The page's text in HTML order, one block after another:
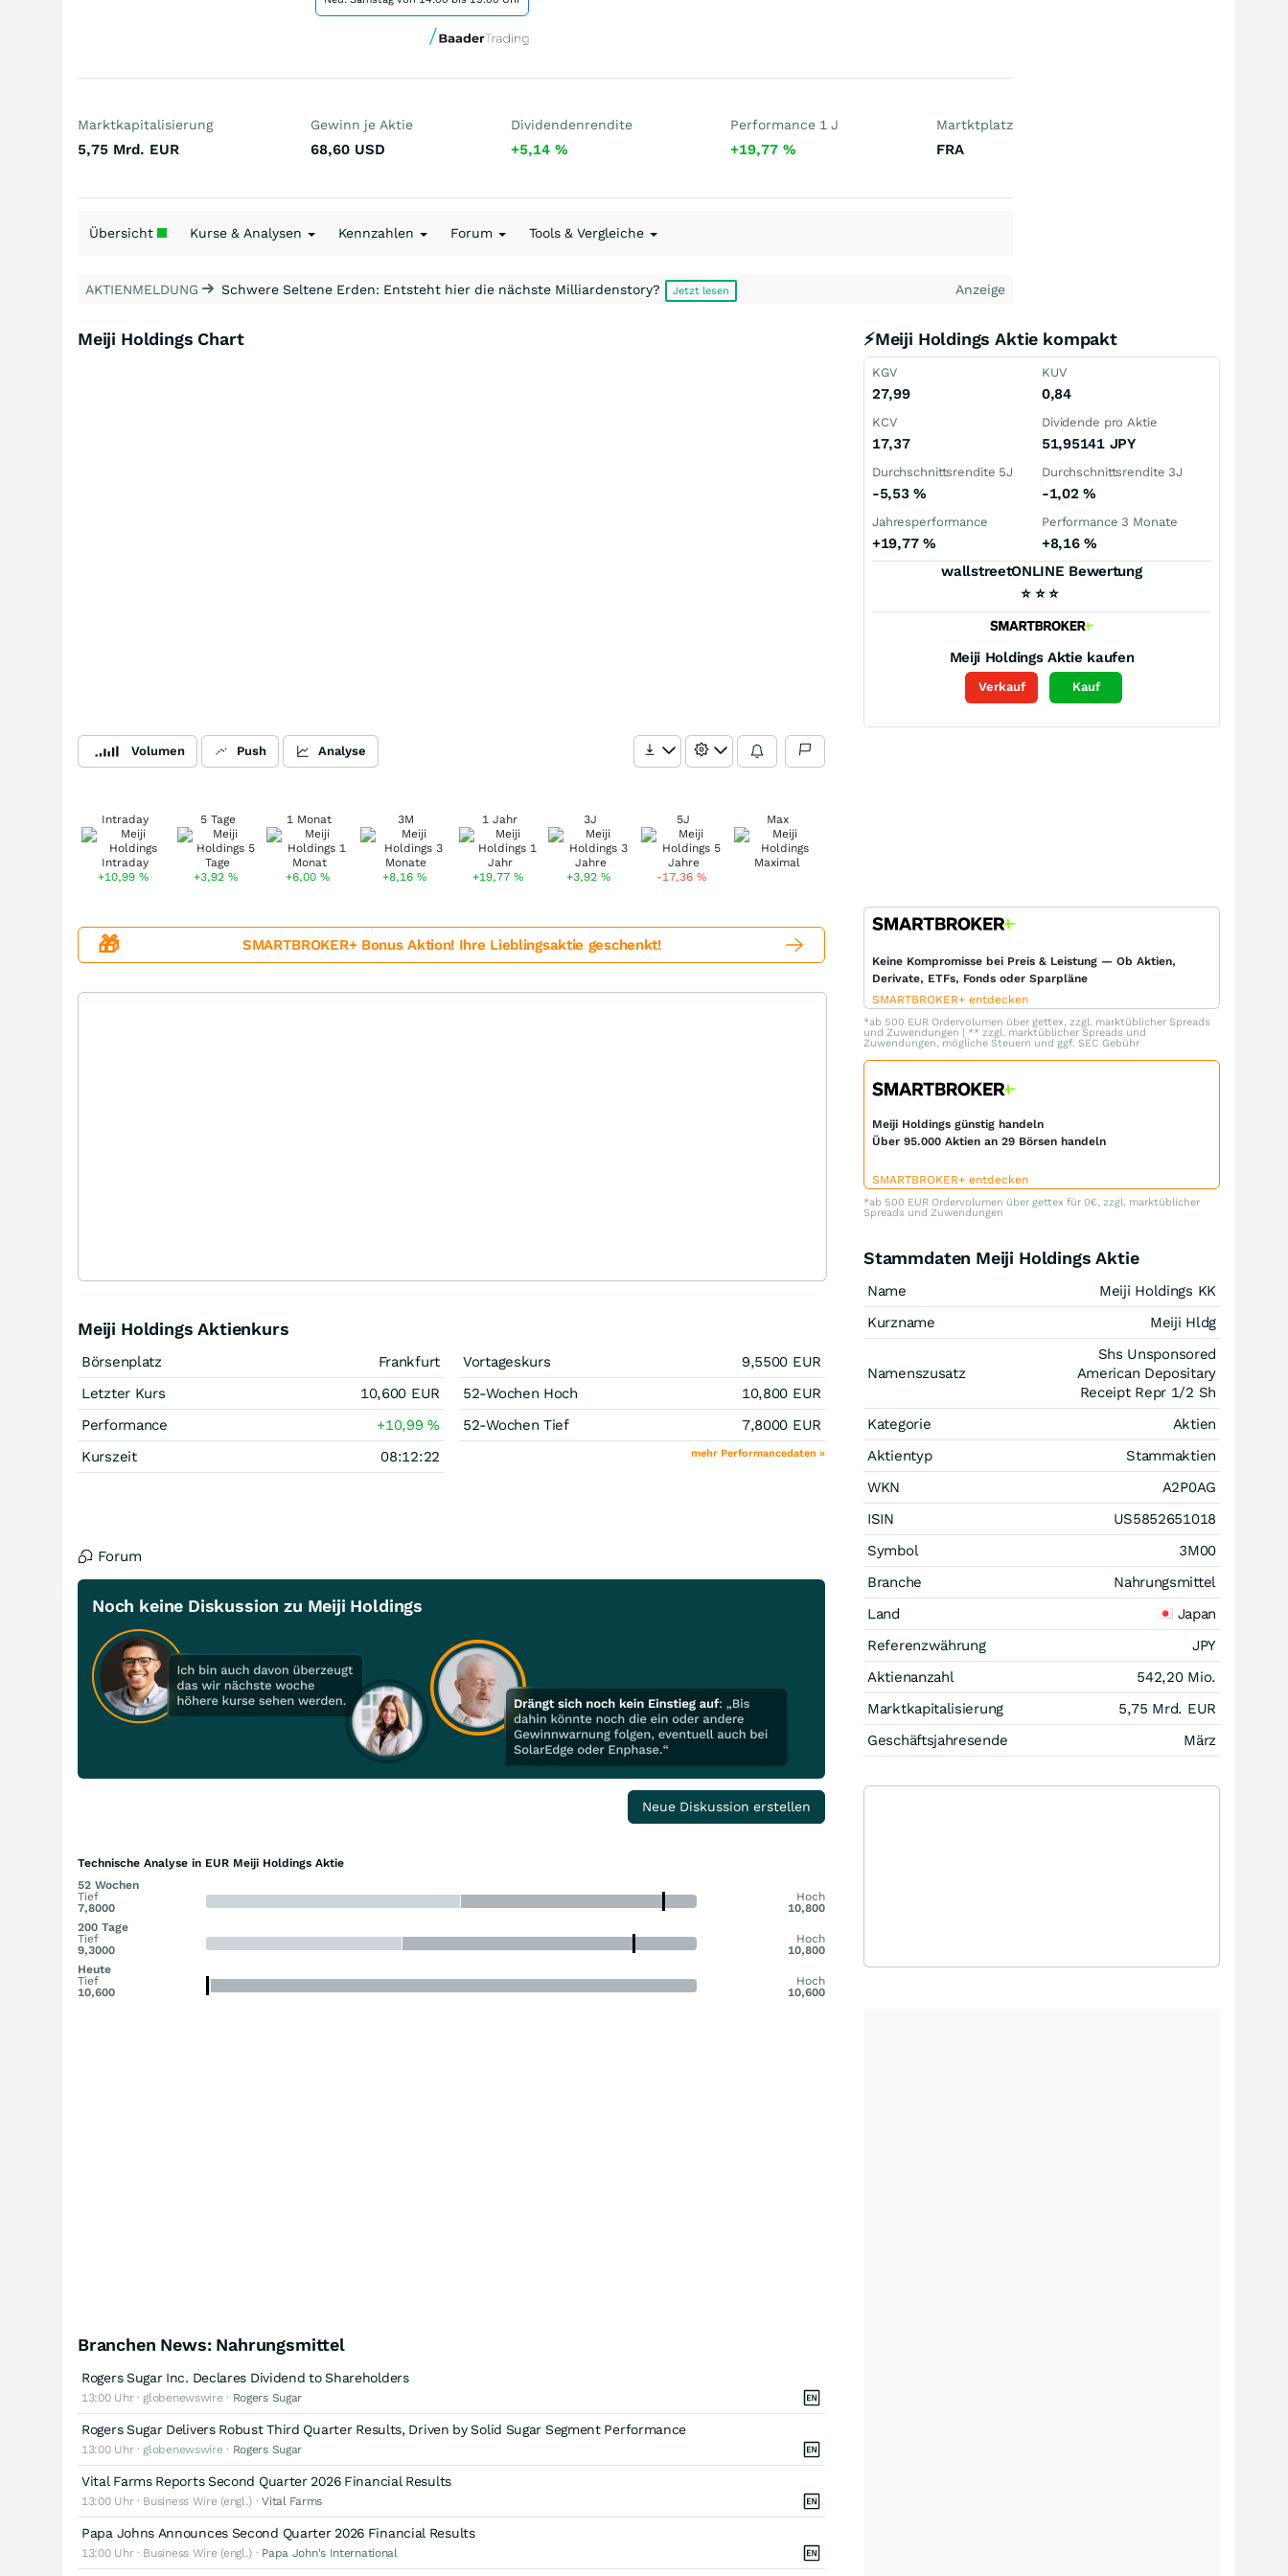
Marktkapitalisierung
5,75 Mrd. EUR
Gewinn je Aktie
68,60 USD
Dividendenrendite
+5,14 %
Performance 1 J
+19,77 %
Martktplatz
FRA
Übersicht Kurse & Analysen Kennzahlen Forum Tools & Vergleiche
AKTIENMELDUNG Schwere Seltene Erden: Entsteht hier die nächste Milliardenstory? Jetzt lesen Anzeige
Meiji Holdings Chart
Volumen Push Analyse
Intraday
+10,99%
5 Tage
+3,92%
1 Monat
+6,00 %
3M
+8,16 %
1 Jahr
+19,77%
3J
+3,92%
5J
-17,36%
Max
⚡Meiji Holdings Aktie kompakt
KGV
27,99
KUV
0,84
KCV
17,37
Dividende pro Aktie
51,95141 JPY
Durchschnittsrendite 5J
-5,53%
Durchschnittsrendite 3J
-1,02%
Jahresperformance
+19,77 %
Performance 3 Monate
+8,16%
wallstreetONLINE Bewertung
⭐ ⭐ ⭐
Meiji Holdings Aktie kaufen
Verkauf Kauf
🎁 SMARTBROKER+ Bonus Aktion! Ihre Lieblingsaktie geschenkt!
Meiji Holdings Aktienkurs
Börsenplatz
Frankfurt
Letzter Kurs
10,600 EUR
Performance
+10,99%
Kurszeit
08:12:22
Vortageskurs 9,5500 EUR
52-Wochen Hoch
10,800 EUR
52-Wochen Tief
7,8000 EUR
mehr Performancedaten »
Forum
Noch keine Diskussion zu Meiji Holdings
Neue Diskussion erstellen
Technische Analyse in EUR Meiji Holdings Aktie
52 Wochen
Tief
7,8000
Hoch
10,800
200 Tage
Tief
9,3000
Hoch
10,800
Heute
Tief
10,600
Hoch
10,600
Branchen News: Nahrungsmittel
Rogers Sugar Inc. Declares Dividend to Shareholders
13:00 Uhr · globenewswire · Rogers Sugar
Rogers Sugar Delivers Robust Third Quarter Results, Driven by Solid Sugar Segment Performance
13:00 Uhr · globenewswire · Rogers Sugar
Vital Farms Reports Second Quarter 2026 Financial Results
13:00 Uhr · Business Wire (engl.) ·Vital Farms
Papa Johns Announces Second Quarter 2026 Financial Results
13:00 Uhr · Business Wire (engl.) · Papa John's International
Keine Kompromisse bei Preis & Leistung — Ob Aktien,
Derivate, ETFs, Fonds oder Sparpläne
SMARTBROKER+ entdecken
*ab 500 EUR Ordervolumen über gettex, zzgl. marktüblicher Spreads
und Zuwendungen | ** zzgl. marktüblicher Spreads und
Zuwendungen, mögliche Steuern und ggf. SEC Gebühr
Meiji Holdings günstig handeln
Über 95.000 Aktien an 29 Börsen handeln
SMARTBROKER+ entdecken
*ab 500 EUR Ordervolumen über gettex für 0€, zzgl. marktüblicher
Spreads und Zuwendungen
Stammdaten Meiji Holdings Aktie
Name
Meiji Holdings KK
Kurzname
Meiji Hldg
Namenszusatz
Shs Unsponsored
American Depositary
Receipt Repr 1/2 Sh
Kategorie
Aktien
Aktientyp
Stammaktien
WKN
A2P0AG
ISIN
US5852651018
Symbol
3M00
Branche
Nahrungsmittel
Land
Japan
Referenzwährung
JPY
Aktienanzahl
542,20 Mio.
Marktkapitalisierung
5,75 Mrd. EUR
Geschäftsjahresende
März